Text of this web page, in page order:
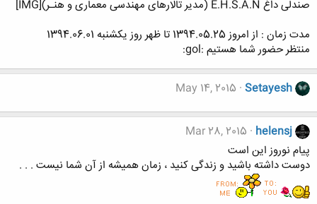
صندلی داغ E.H.S.A.N (مدیر تالارهای مهندسی معماری و هنـر)[IMG]
مدت زمان : از امروز 1394.05.25 تا ظهر روز یکشنبه 1394.06.01
منتظر حضور شما هستیم :gol:
Setayesh
May 14, 2015
helensj
Mar 28, 2015
پیام نوروز این است
دوست داشته باشید و زندگی کنید ، زمان همیشه از آن شما نیست . . .